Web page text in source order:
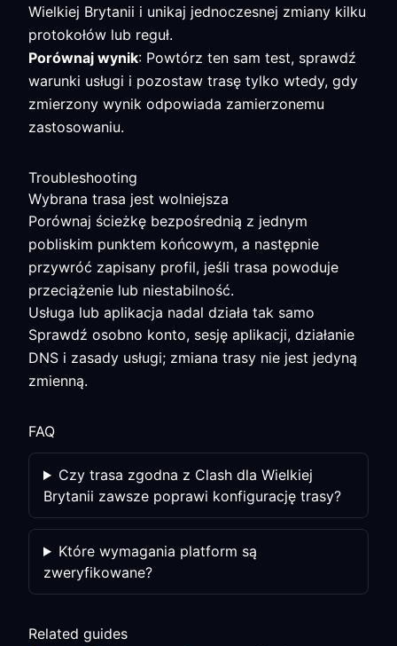
Wielkiej Brytanii i unikaj jednoczesnej zmiany kilku
protokołów lub reguł.
Porównaj wynik: Powtórz ten sam test, sprawdź
warunki usługi i pozostaw trasę tylko wtedy, gdy
zmierzony wynik odpowiada zamierzonemu
zastosowaniu.
Troubleshooting
Wybrana trasa jest wolniejsza
Porównaj ścieżkę bezpośrednią z jednym
pobliskim punktem końcowym, a następnie
przywróć zapisany profil, jeśli trasa powoduje
przeciążenie lub niestabilność.
Usługa lub aplikacja nadal działa tak samo
Sprawdź osobno konto, sesję aplikacji, działanie
DNS i zasady usługi; zmiana trasy nie jest jedyną
zmienną.
FAQ
Czy trasa zgodna z Clash dla Wielkiej
Brytanii zawsze poprawi konfigurację trasy?
Które wymagania platform są
zweryfikowane?
Related guides